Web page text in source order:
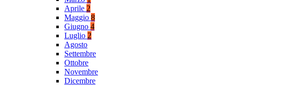
Aprile 2
Maggio 8
Giugno 4
Luglio 2
Agosto
Settembre
Ottobre
Novembre
Dicembre